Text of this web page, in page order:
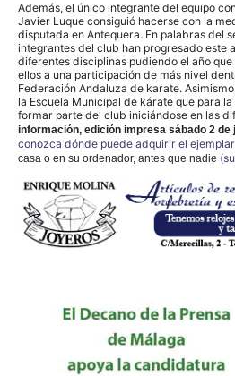
Además, el único integrante del equipo
Javier Luque consiguió hacerse con la
disputada en Antequera. En palabras del
integrantes del club han progresado este
diferentes disciplinas pudiendo el año
ellos a una participación de más nivel
Federación Andaluza de karate.
la Escuela Municipal de kárate que para
formar parte del club iniciándose en las
información, edición impresa sábado 2 de
conozca dónde puede adquirir el
casa o en su ordenador, antes que nadie